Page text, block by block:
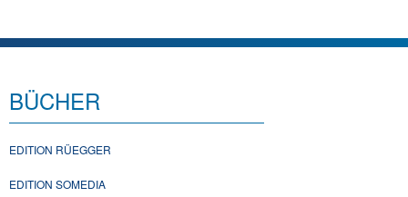
BÜCHER
EDITION RÜEGGER
EDITION SOMEDIA